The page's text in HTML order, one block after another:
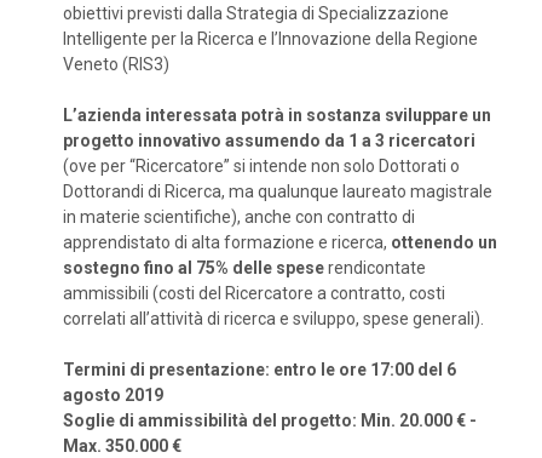
obiettivi previsti dalla Strategia di Specializzazione
Intelligente per la Ricerca e l’Innovazione della Regione
Veneto (RIS3)
L’azienda interessata potrà in sostanza sviluppare un
progetto innovativo assumendo da 1 a 3 ricercatori
(ove per “Ricercatore” si intende non solo Dottorati o
Dottorandi di Ricerca, ma qualunque laureato magistrale
in materie scientifiche), anche con contratto di
apprendistato di alta formazione e ricerca, ottenendo un
sostegno fino al 75% delle speserendicontate
ammissibili (costi del Ricercatore a contratto, costi
correlati all’attività di ricerca e sviluppo, spese generali).
Termini di presentazione: entro le ore 17:00 del 6
agosto 2019
Soglie di ammissibilità del progetto: Min. 20.000 € -
Max. 350.000 €